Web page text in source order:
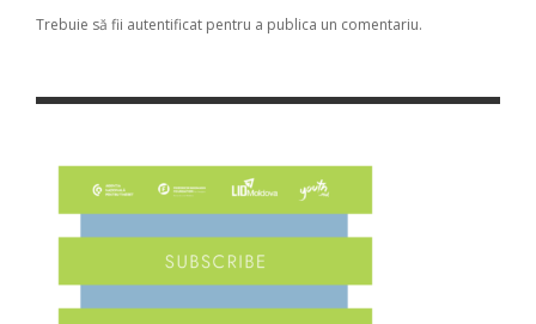
Trebuie să fii autentificat pentru a publica un comentariu.